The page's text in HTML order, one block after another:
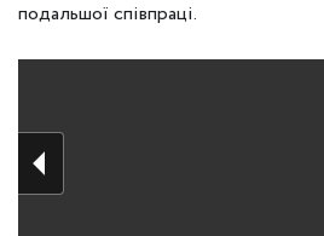
подальшої співпраці.